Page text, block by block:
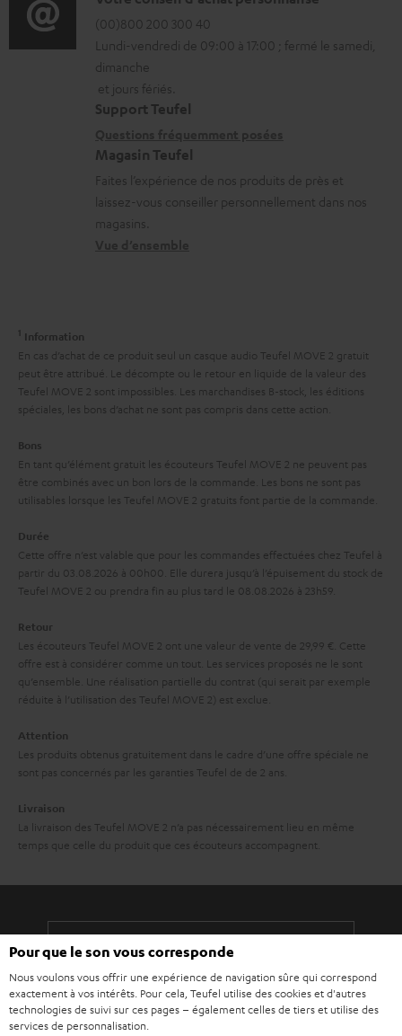
e
a
b
l
e
i
o
n
s
e
a
s
à
l
e
x
d
i
i
o
n
r
m
a
t
o
n
s
t
i
v
s
à
l
g
a
a
n
t
e
é
t
a
i
s
c
o
t
(00)800 200 300 40
Lundi-vendredi de 09:00 à 17:00 ; fermé le samedi,
dimanche
et jours fériés.
Support Teufel
Magasin Teufel
Faites l’expérience de nos produits de près et
laissez-vous conseiller personnellement dans nos
magasins.
1 Information
En cas d’achat de ce produit seul un casque audio Teufel MOVE 2 gratuit
peut être attribué. Le décompte ou le retour en liquide de la valeur des
Teufel MOVE 2 sont impossibles. Les marchandises B-stock, les éditions
spéciales, les bons d’achat ne sont pas compris dans cette action.
Bons
En tant qu’élément gratuit les écouteurs Teufel MOVE 2 ne peuvent pas
être combinés avec un bon lors de la commande. Les bons ne sont pas
utilisables lorsque les Teufel MOVE 2 gratuits font partie de la commande.
Durée
Cette offre n’est valable que pour les commandes effectuées chez Teufel à
partir du 03.08.2026 à 00h00. Elle durera jusqu’à l’épuisement du stock de
Teufel MOVE 2 ou prendra fin au plus tard le 08.08.2026 à 23h59.
Retour
Les écouteurs Teufel MOVE 2 ont une valeur de vente de 29,99 €. Cette
offre est à considérer comme un tout. Les services proposés ne le sont
qu’ensemble. Une réalisation partielle du contrat (qui serait par exemple
réduite à l’utilisation des Teufel MOVE 2) est exclue.
Attention
Les produits obtenus gratuitement dans le cadre d’une offre spéciale ne
sont pas concernés par les garanties Teufel de de 2 ans.
Livraison
La livraison des Teufel MOVE 2 n’a pas nécessairement lieu en même
temps que celle du produit que ces écouteurs accompagnent.
8 semaines d'essai
Retours sans frais
Pour que le son vous corresponde
Nous voulons vous offrir une expérience de navigation sûre qui correspond
exactement à vos intérêts. Pour cela, Teufel utilise des cookies et d'autres
technologies de suivi sur ces pages – également celles de tiers et utilise des
services de personnalisation.